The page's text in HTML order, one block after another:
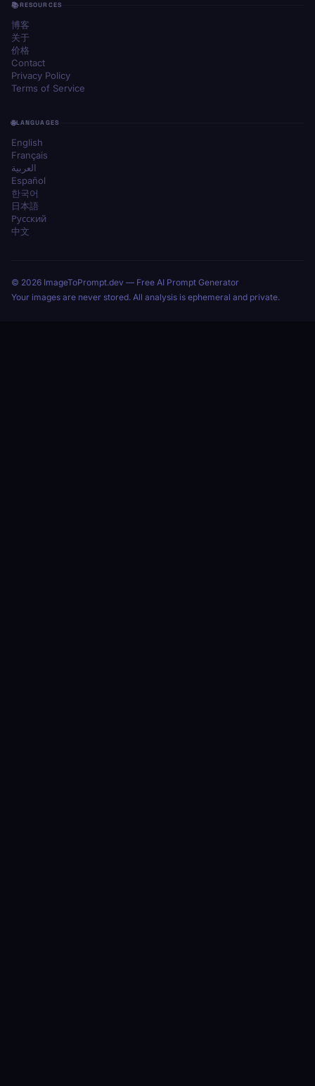
RESOURCES
博客
关于
价格
Contact
Privacy Policy
Terms of Service
LANGUAGES
English
Français
العربية
Español
한국어
日本語
Русский
中文
© 2026 ImageToPrompt.dev — Free AI Prompt Generator
Your images are never stored. All analysis is ephemeral and private.